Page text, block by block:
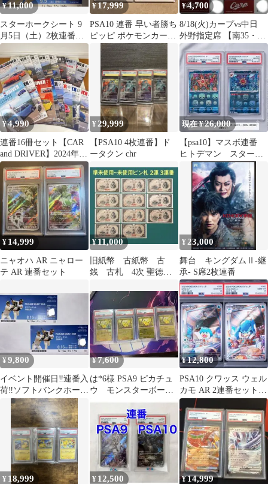
¥11,000
スターホークシート 9
月5日（土）2枚連番福
岡ソフトバンクホーク
スVS埼玉西武
¥17,999
PSA10 連番 早い者勝ち
ピッピ ポケモンカード
引退品 P362
¥4,700
8/18(火)カープvs中日
外野指定席 【南35・16
列・2連番】
¥4,990
連番16冊セット【CAR
and DRIVER】2024年5
月〜2025年8月号
¥ 29,999
【PSA10 4枚連番】ド
ータクン chr
現在 ¥26,000
【psa10】マスボ連番
ヒトデマン スターミ
¥ 14,999
ニャオハ AR ニャロー
テ AR 連番セット
¥11,000
旧紙幣 古紙幣 古
銭 古札 4次 聖徳太
ト 3連 2連番
¥23,000
舞台 キングダムⅡ‐継
承‐ S席2枚連番
¥9,800
イベント開催日‼️連番入
荷‼️ソフトバンクホーク
¥7,600
は*6様 PSA9 ピカチュ
ウ モンスターボール
ミラー 4連番笑
¥12,800
PSA10 クワッス ウェル
カモ AR 2連番セット
ポケモンカード
¥ 18,999 ¥ 12,500 ¥14,999